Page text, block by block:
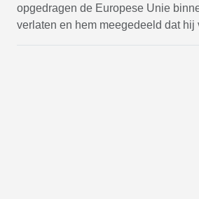
opgedragen de Europese Unie
verlaten en hem meegedeeld dat hij